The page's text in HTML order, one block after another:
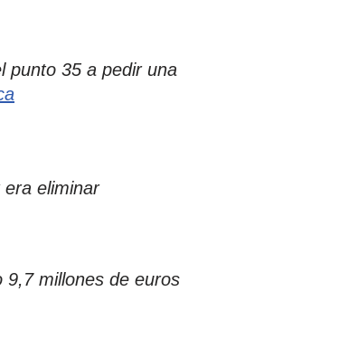
punto 35 a pedir una
eliminar
9,7 millones de euros